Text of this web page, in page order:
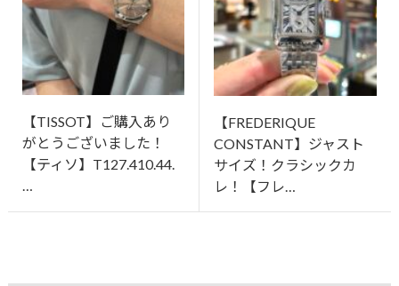
【TISSOT】ご購入あり
がとうございました！
【ティソ】T127.410.44.
【FREDERIQUE
CONSTANT】ジャスト
サイズ！クラシックカ
レ！【フレ…